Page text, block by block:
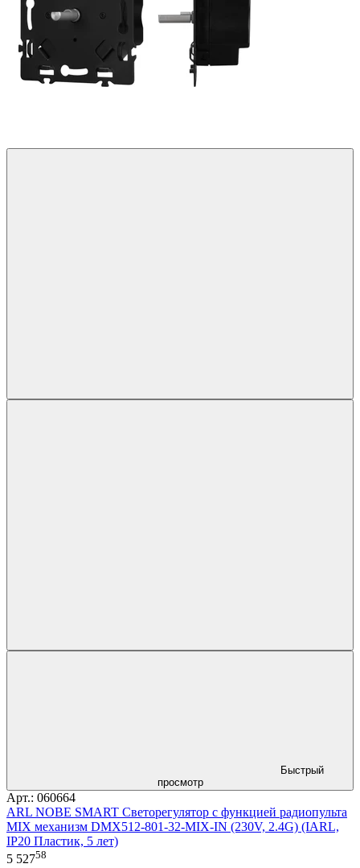
Быстрый
просмотр
Арт.: 060664
ARL NOBE SMART Светорегулятор с функцией радиопульта
MIX механизм DMX512-801-32-MIX-IN (230V, 2.4G) (IARL,
IP20 Пластик, 5 лет)
5 52758